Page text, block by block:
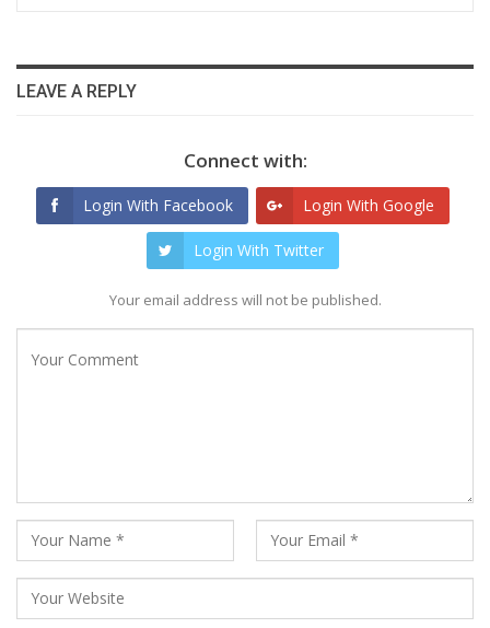
LEAVE A REPLY
Connect with:
Login With Facebook Login With Google
Login With Twitter
Your email address will not be published.